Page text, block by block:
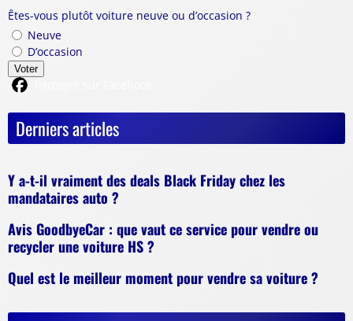
Êtes-vous plutôt voiture neuve ou d’occasion ?
Neuve
D’occasion
Voter
Derniers articles
Y a-t-il vraiment des deals Black Friday chez les
mandataires auto ?
Avis GoodbyeCar : que vaut ce service pour vendre ou
recycler une voiture HS ?
Quel est le meilleur moment pour vendre sa voiture ?